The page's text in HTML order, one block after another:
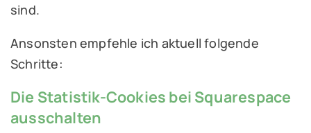
sind.
Ansonsten empfehle ich aktuell folgende
Schritte:
Die Statistik-Cookies bei Squarespace
ausschalten